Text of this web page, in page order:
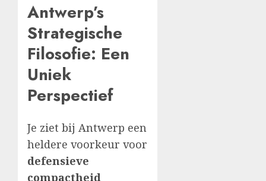
Antwerp’s
Strategische
Filosofie: Een
Uniek
Perspectief
Je ziet bij Antwerp een
heldere voorkeur voor
defensieve
compactheid